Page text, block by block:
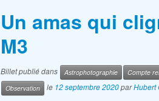
Un amas qui
M3
Billet publié dans Astrophotographie
Compte
Observation
le 12 septembre 2020parHubert